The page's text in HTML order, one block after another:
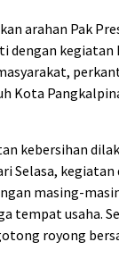
arahan Pak
dengan kegiatan
Kota
kebersihan
Selasa, kegiatan
masing-
tempat usaha.
royong